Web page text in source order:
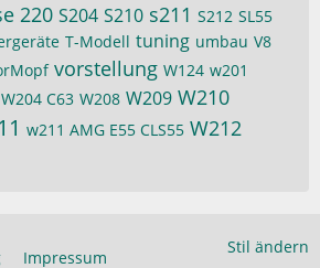
220 S204 S210 s211 S212 SL55
T-Modell tuning umbau V8
vorstellung W124 w201
W204 C63 W208 W209 W210
w211 AMG E55 CLS55 W212
Stil ändern
Impressum